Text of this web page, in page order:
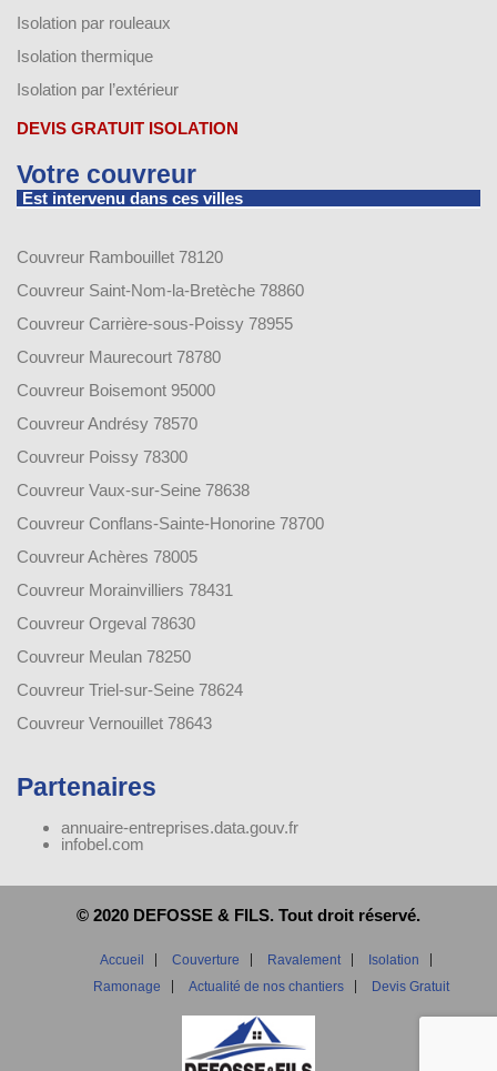
Isolation par rouleaux
Isolation thermique
Isolation par l’extérieur
DEVIS GRATUIT ISOLATION
Votre couvreur
Est intervenu dans ces villes
Couvreur Rambouillet 78120
Couvreur Saint-Nom-la-Bretèche 78860
Couvreur Carrière-sous-Poissy 78955
Couvreur Maurecourt 78780
Couvreur Boisemont 95000
Couvreur Andrésy 78570
Couvreur Poissy 78300
Couvreur Vaux-sur-Seine 78638
Couvreur Conflans-Sainte-Honorine 78700
Couvreur Achères 78005
Couvreur Morainvilliers 78431
Couvreur Orgeval 78630
Couvreur Meulan 78250
Couvreur Triel-sur-Seine 78624
Couvreur Vernouillet 78643
Partenaires
annuaire-entreprises.data.gouv.fr
infobel.com
© 2020 DEFOSSE & FILS. Tout droit réservé.
Accueil Couverture Ravalement
Isolation
Ramonage
Actualité de nos chantiers Devis Gratuit